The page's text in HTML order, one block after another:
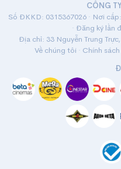
CÔNG
Số ĐKKD: 0315367026 · Nơi
· Đăng ký lần
Địa chỉ: 33 Nguyễn Trung
Về chúng tôi · Chính